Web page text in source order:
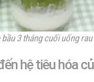
3 tháng cuối uống
hệ tiêu hóa